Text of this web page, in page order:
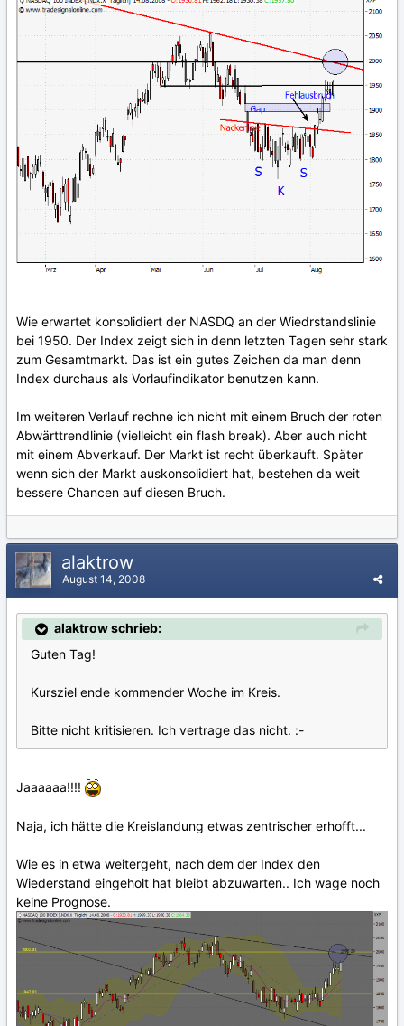
Wie erwartet konsolidiert der NASDQ an der Wiedrstandslinie
bei 1950. Der Index zeigt sich in denn letzten Tagen sehr stark
zum Gesamtmarkt. Das ist ein gutes Zeichen da man denn
Index durchaus als Vorlaufindikator benutzen kann.
Im weiteren Verlauf rechne ich nicht mit einem Bruch der roten
Abwärttrendlinie (vielleicht ein flash break). Aber auch nicht
mit einem Abverkauf. Der Markt ist recht überkauft. Später
wenn sich der Markt auskonsolidiert hat, bestehen da weit
bessere Chancen auf diesen Bruch.
alaktrow
August 14, 2008
alaktrow schrieb:
Guten Tag!
Kursziel ende kommender Woche im Kreis.
Bitte nicht kritisieren. Ich vertrage das nicht. :-
Jaaaaaa!!!!
Naja, ich hätte die Kreislandung etwas zentrischer erhofft...
Wie es in etwa weitergeht, nach dem der Index den
Wiederstand eingeholt hat bleibt abzuwarten.. Ich wage noch
keine Prognose.